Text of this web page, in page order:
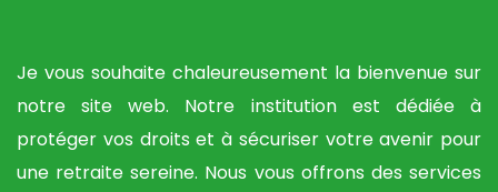
Je vous souhaite chaleureusement la bienvenue sur
notre site web. Notre institution est dédiée à
protéger vos droits et à sécuriser votre avenir pour
une retraite sereine. Nous vous offrons des services